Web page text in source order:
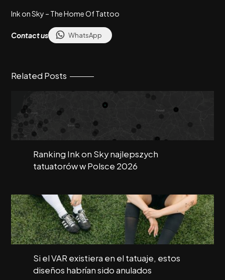
Ink on Sky – The Home Of Tattoo
Contact us WhatsApp
Related Posts
Ranking Ink on Sky najlepszych
tatuatorów w Polsce 2026
Si el VAR existiera en el tatuaje, estos
diseños habrían sido anulados